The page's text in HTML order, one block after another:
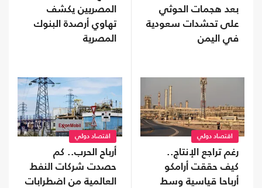
بعد هجمات الحوثي
على تحشدات سعودية
في اليمن
المصريين يكشف
تهاوي أرصدة البنوك
المصرية
اقتصاد دولي
رغم تراجع الإنتاج..
كيف حققت أرامكو
أرباحا قياسية وسط
اقتصاد دولي
أرباح الحرب.. كم
حصدت شركات النفط
العالمية من اضطرابات